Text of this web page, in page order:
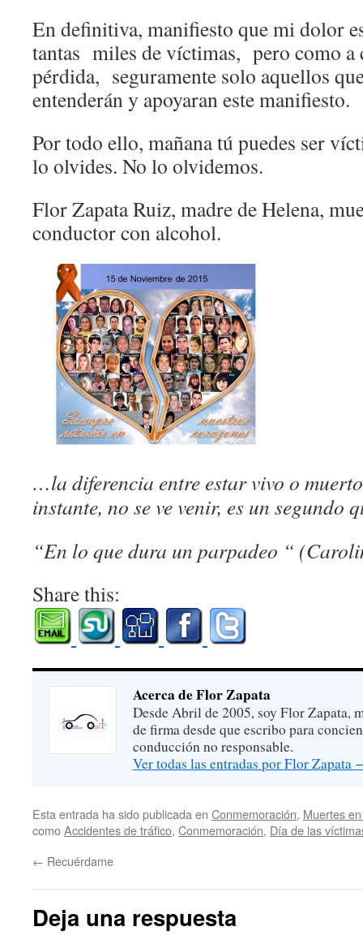
En definitiva, manifiesto que mi dolor
tantas miles de víctimas, pero como a
pérdida, seguramente solo aquellos
entenderán y apoyaran este manifiesto.
Por todo ello, mañana tú puedes ser
lo olvides. No lo olvidemos.
Flor Zapata Ruiz, madre de Helena,
conductor con alcohol.
…la diferencia entre estar vivo o
instante, no se ve venir, es un segundo
“En lo que dura un parpadeo “
Share this:
Acerca de Flor Zapata
Desde Abril de 2005, soy Flor Zapata,
de firma desde que escribo para
conducción no responsable.
Ver todas las entradas por Flor Zapata
Esta entrada ha sido publicada en Conmemoración, Muertes
comoAccidentes de tráfico, Conmemoración, Día de las
← Recuérdame
Deja una respuesta